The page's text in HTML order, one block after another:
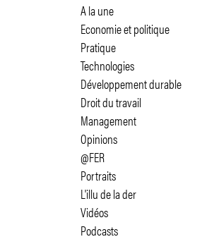
A la une
Economie et politique
Pratique
Technologies
Développement durable
Droit du travail
Management
Opinions
@FER
Portraits
L'illu de la der
Vidéos
Podcasts